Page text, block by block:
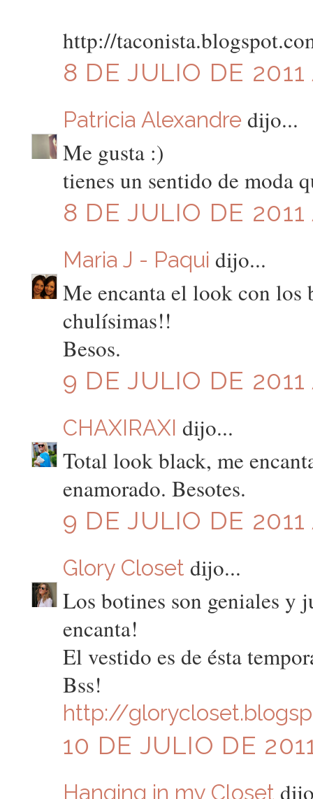
http://
8 DE JULIO DE 2011
Patricia Alexandre dijo...
Me gusta :)
tienes un sentido de moda
8 DE JULIO DE
Maria J - Paqui dijo...
Me encanta el look con los
chulísimas!!
Besos.
9 DE JULIO DE
CHAXIRAXI dijo...
Total look black, me
enamorado. Besotes.
9 DE JULIO DE 2011
Glory Closet dijo...
Los botines son geniales y
encanta!
El vestido es de ésta
Bss!
http://
10 DE JULIO DE
Hanging in my Closet